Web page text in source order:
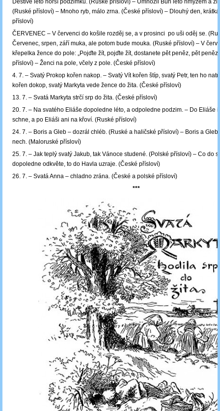
Deštivé léto horší podzimku. (Ruské přísloví) – Umnožil Bůh léto hmyzem a
(Ruské přísloví) – Mnoho ryb, málo zrna. (České přísloví) – Dlouhý den,
přísloví)
ČERVENEC – V červenci do košile rozděj se, a v prosinci po uši oděj se.
Červenec, srpen, září muka, ale potom bude mouka. (Ruské přísloví) – V
křepelka žence do pole: „Pojďte žít, pojďte žít, dostanete pět peněz, pět
přísloví) – Ženci na pole, včely z pole. (České přísloví)
4. 7. – Svatý Prokop kořen nakop. – Svatý Vít kořen štíp, svatý Petr, ten ho
kořen dokop, svatý Markyta vede žence do žita. (České přísloví)
13. 7. – Svatá Markyta strčí srp do žita. (České přísloví)
20. 7. – Na svatého Eliáše dopoledne léto, a odpoledne podzim. – Do Eliáše
schne, a po Eliáši ani na křoví. (Ruské přísloví)
24. 7. – Boris a Gleb – dozrál chléb. (Ruské a haličské přísloví) – Boris a
nech. (Maloruské přísloví)
25. 7. – Jak teplý svatý Jakub, tak Vánoce studené. (Polské přísloví) – Co do
dopoledne odkvěte, to do Havla uzraje. (České přísloví)
26. 7. – Svatá Anna – chladno zrána. (České a polské přísloví)
***